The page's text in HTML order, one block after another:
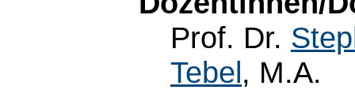
Prof. Dr.
Tebel, M.A.